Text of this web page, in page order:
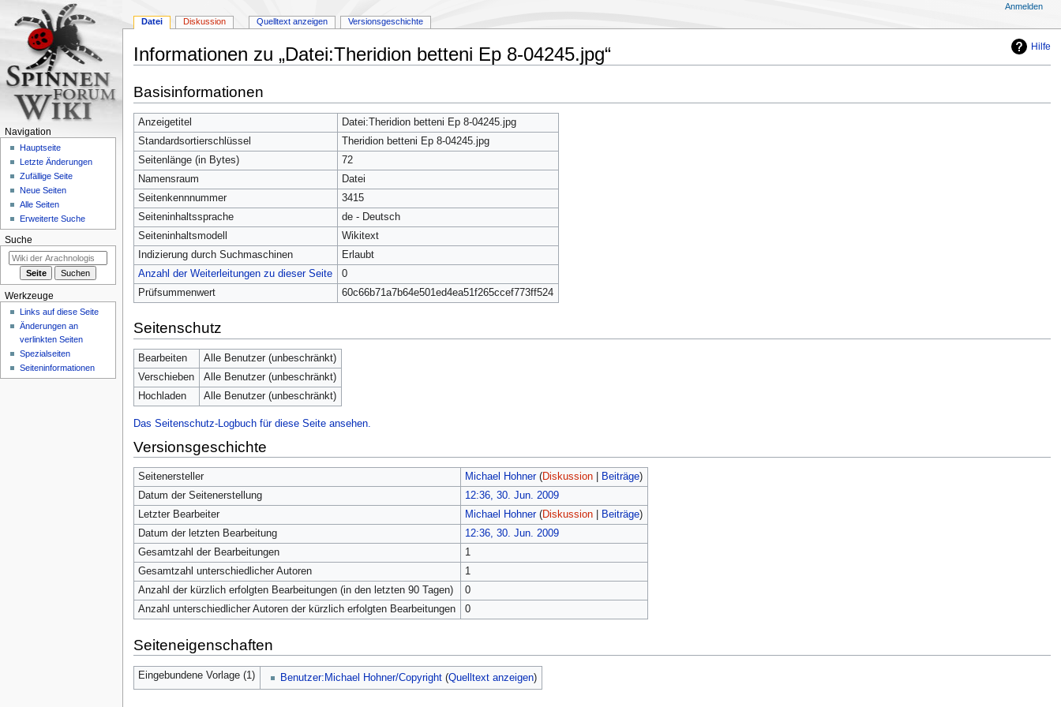
Hilfe
Informationen zu „Datei:Theridion betteni Ep 8-04245.jpg“
Navigation
springen
Suche
springen
Basisinformationen
Anzeigetitel
Datei:Theridion betteni Ep 8-04245.jpg
Standardsortierschlüssel
Theridion betteni Ep 8-04245.jpg
Seitenlänge (in Bytes)
72
Namensraum
Datei
Seitenkennnummer
3415
Seiteninhaltssprache
de - Deutsch
Seiteninhaltsmodell
Wikitext
Indizierung durch Suchmaschinen
Erlaubt
Anzahl der Weiterleitungen zu dieser Seite
0
Prüfsummenwert
60c66b71a7b64e501ed4ea51f265ccef773ff524
Seitenschutz
Bearbeiten
Alle Benutzer (unbeschränkt)
Verschieben
Alle Benutzer (unbeschränkt)
Hochladen
Alle Benutzer (unbeschränkt)
Das Seitenschutz-Logbuch für diese Seite ansehen.
Versionsgeschichte
Seitenersteller Michael Hohner (Diskussion| Beiträge)
Datum der Seitenerstellung
12:36, 30. Jun. 2009
Letzter Bearbeiter
Michael Hohner (Diskussion| Beiträge)
Datum der letzten Bearbeitung
12:36, 30. Jun. 2009
Gesamtzahl der Bearbeitungen
1
Gesamtzahl unterschiedlicher Autoren
1
Anzahl der kürzlich erfolgten Bearbeitungen (in den letzten 90 Tagen)
0
Anzahl unterschiedlicher Autoren der kürzlich erfolgten Bearbeitungen
0
Seiteneigenschaften
Eingebundene Vorlage (1) Benutzer:Michael Hohner/Copyright (Quelltext anzeigen)
Datei Diskussion Quelltext anzeigen Versionsgeschichte
Anmelden
Navigation
Hauptseite
Letzte Änderungen
Zufällige Seite
Neue Seiten
Alle Seiten
Erweiterte Suche
Suche
Werkzeuge
Links auf diese Seite
Änderungen an
verlinkten Seiten
Spezialseiten
Seiten­­informationen